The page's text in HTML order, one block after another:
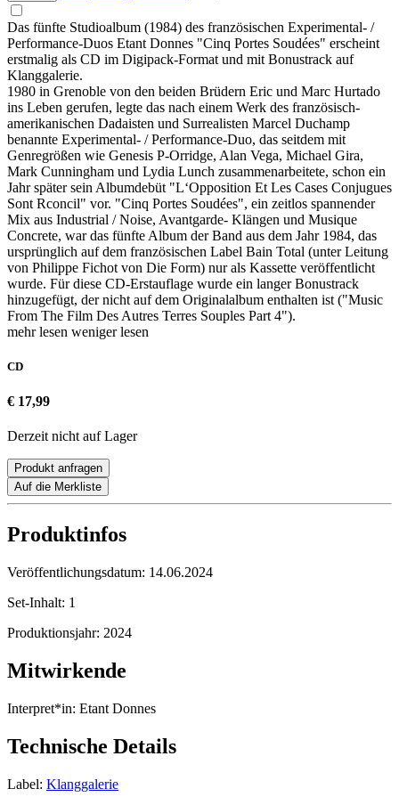
Das fünfte Studioalbum (1984) des französischen Experimental- /
Performance-Duos Etant Donnes "Cinq Portes Soudées" erscheint
erstmalig als CD im Digipack-Format und mit Bonustrack auf
Klanggalerie.
1980 in Grenoble von den beiden Brüdern Eric und Marc Hurtado
ins Leben gerufen, legte das nach einem Werk des französisch-
amerikanischen Dadaisten und Surrealisten Marcel Duchamp
benannte Experimental- / Performance-Duo, das seitdem mit
Genregrößen wie Genesis P-Orridge, Alan Vega, Michael Gira,
Mark Cunningham und Lydia Lunch zusammenarbeitete, schon ein
Jahr später sein Albumdebüt "L‘Opposition Et Les Cases Conjugues
Sont Rconcil" vor. "Cinq Portes Soudées", ein zeitlos spannender
Mix aus Industrial / Noise, Avantgarde- Klängen und Musique
Concrete, war das fünfte Album der Band aus dem Jahr 1984, das
ursprünglich auf dem französischen Label Bain Total (unter Leitung
von Philippe Fichot von Die Form) nur als Kassette veröffentlicht
wurde. Für diese CD-Erstauflage wurde ein langer Bonustrack
hinzugefügt, der nicht auf dem Originalalbum enthalten ist ("Music
From The Film Des Autres Terres Souples Part 4").
mehr lesen weniger lesen
CD
€ 17,99
Derzeit nicht auf Lager
Produkt anfragen
Auf die Merkliste
Produktinfos
Veröffentlichungsdatum: 14.06.2024
Set-Inhalt: 1
Produktionsjahr: 2024
Mitwirkende
Interpret*in: Etant Donnes
Technische Details
Label: Klanggalerie